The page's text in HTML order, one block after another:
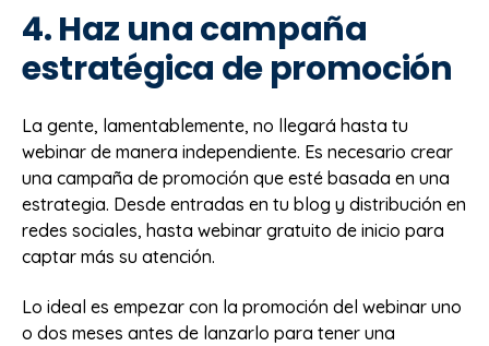
4. Haz una campaña
estratégica de promoción
La gente, lamentablemente, no llegará hasta tu
webinar de manera independiente. Es necesario crear
una campaña de promoción que esté basada en una
estrategia. Desde entradas en tu blog y distribución en
redes sociales, hasta webinar gratuito de inicio para
captar más su atención.
Lo ideal es empezar con la promoción del webinar uno
o dos meses antes de lanzarlo para tener una